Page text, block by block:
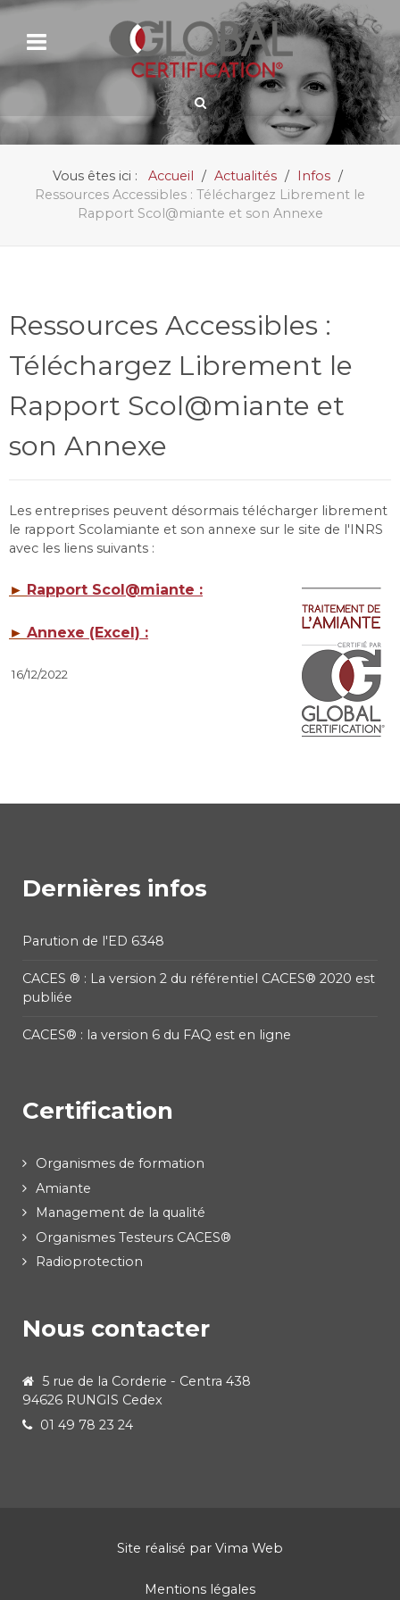
Vous êtes ici : Accueil Actualités
Infos
Ressources Accessibles : Téléchargez Librement le
Rapport Scol@miante et son Annexe
Ressources Accessibles :
Téléchargez Librement le
Rapport Scol@miante et
son Annexe
Les entreprises peuvent désormais télécharger librement
le rapport Scolamiante et son annexe sur le site de l'INRS
avec les liens suivants :
► Rapport Scol@miante :
► Annexe (Excel) :
16/12/2022
Dernières infos
Parution de l'ED 6348
CACES ® : La version 2 du référentiel CACES® 2020 est
publiée
CACES® : la version 6 du FAQ est en ligne
Certification
Organismes de formation
Amiante
Management de la qualité
Organismes Testeurs CACES®
Radioprotection
Nous contacter
5 rue de la Corderie - Centra 438
94626 RUNGIS Cedex
01 49 78 23 24
Site réalisé par Vima Web
Mentions légales